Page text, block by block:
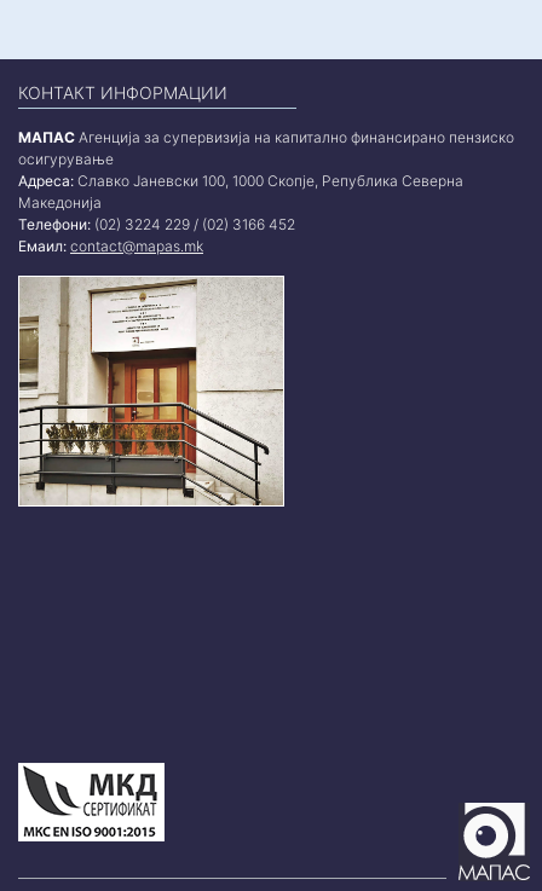
КОНТАКТ ИНФОРМАЦИИ
МАПАС Агенција за супервизија на капитално финансирано пензиско
осигурување
Адреса: Славко Јаневски 100, 1000 Скопје, Република Северна
Македонија
Телефони: (02) 3224 229 / (02) 3166 452
Емаил: contact@mapas.mk